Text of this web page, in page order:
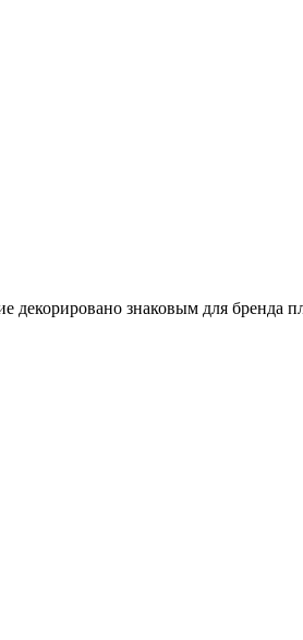
декорировано знаковым для бренда